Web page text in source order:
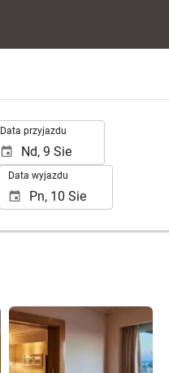
Data przyjazdu
Data wyjazdu
Zobacz 25 zdjęć